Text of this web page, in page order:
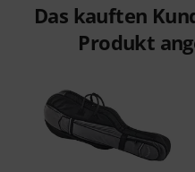
Das kauften
Produkt